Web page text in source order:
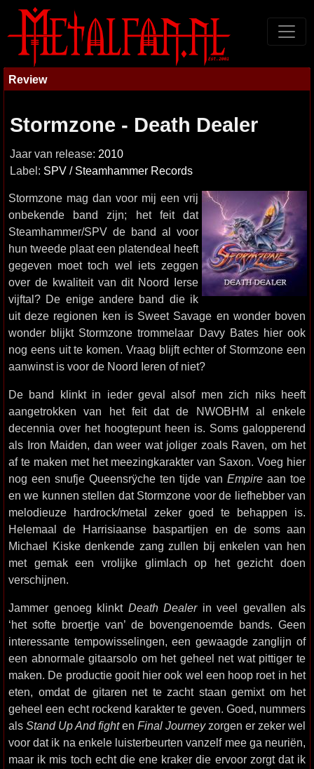
Review
Stormzone - Death Dealer
Jaar van release: 2010
Label: SPV / Steamhammer Records
Stormzone mag dan voor mij een vrij
onbekende band zijn; het feit dat
Steamhammer/SPV de band al voor
hun tweede plaat een platendeal heeft
gegeven moet toch wel iets zeggen
over de kwaliteit van dit Noord Ierse
vijftal? De enige andere band die ik
uit deze regionen ken is Sweet Savage en wonder boven
wonder blijkt Stormzone trommelaar Davy Bates hier ook
nog eens uit te komen. Vraag blijft echter of Stormzone een
aanwinst is voor de Noord Ieren of niet?
De band klinkt in ieder geval alsof men zich niks heeft
aangetrokken van het feit dat de NWOBHM al enkele
decennia over het hoogtepunt heen is. Soms galopperend
als Iron Maiden, dan weer wat joliger zoals Raven, om het
af te maken met het meezingkarakter van Saxon. Voeg hier
nog een snufje Queensrÿche ten tijde van Empire aan toe
en we kunnen stellen dat Stormzone voor de liefhebber van
melodieuze hardrock/metal zeker goed te behappen is.
Helemaal de Harrisiaanse baspartijen en de soms aan
Michael Kiske denkende zang zullen bij enkelen van hen
met gemak een vrolijke glimlach op het gezicht doen
verschijnen.
Jammer genoeg klinkt Death Dealerin veel gevallen als
‘het softe broertje van’ de bovengenoemde bands. Geen
interessante tempowisselingen, een gewaagde zanglijn of
een abnormale gitaarsolo om het geheel net wat pittiger te
maken. De productie gooit hier ook wel een hoop roet in het
eten, omdat de gitaren net te zacht staan gemixt om het
geheel een echt rockend karakter te geven. Goed, nummers
als Stand Up And fighten Final Journeyzorgen er zeker wel
voor dat ik na enkele luisterbeurten vanzelf mee ga neuriën,
maar ik mis toch echt die ene kraker die ervoor zorgt dat ik